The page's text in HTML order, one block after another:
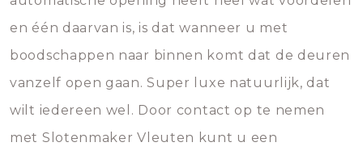
en één daarvan is, is dat wanneer u met
boodschappen naar binnen komt dat de deuren
vanzelf open gaan. Super luxe natuurlijk, dat
wilt iedereen wel. Door contact op te nemen
met Slotenmaker Vleuten kunt u een